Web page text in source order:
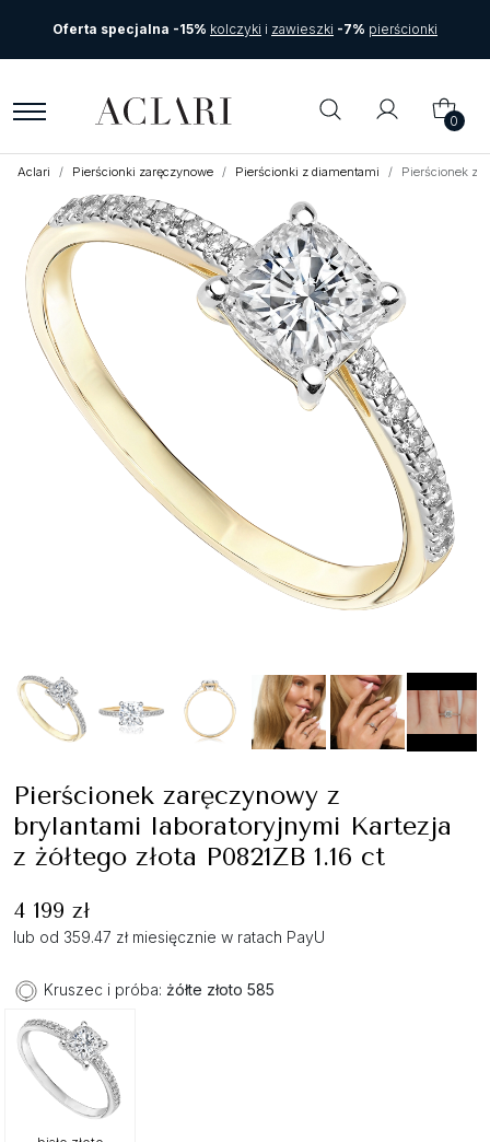
Oferta specjalna -15% kolczyki i zawieszki -7% pierścionki
0
Aclari Pierścionki zaręczynowe Pierścionki z diamentami Pierścionek
Pierścionek zaręczynowy z
brylantami laboratoryjnymi Kartezja
z żółtego złota P0821ZB 1.16 ct
4 199 zł
lub od 359.47 zł miesięcznie w ratach PayU
Kruszec i próba: żółte złoto 585